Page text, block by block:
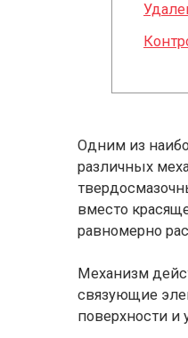
Одним из
различных
вместо
равномерно
Механизм
связующие
поверхности и